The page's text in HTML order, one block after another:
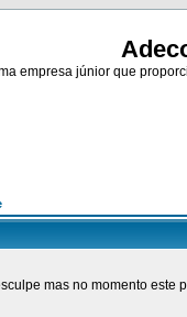
empresa júnior que
mas no momento este